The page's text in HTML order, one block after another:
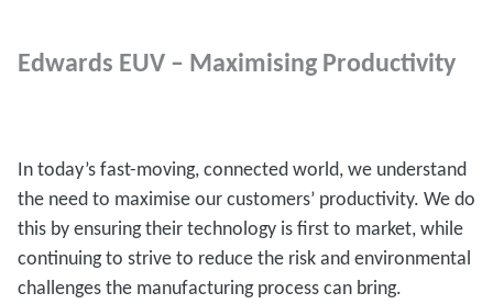
Edwards EUV – Maximising Productivity
In today’s fast-moving, connected world, we understand
the need to maximise our customers’ productivity. We do
this by ensuring their technology is first to market, while
continuing to strive to reduce the risk and environmental
challenges the manufacturing process can bring.